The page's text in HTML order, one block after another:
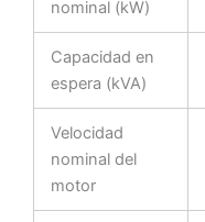
nominal (kW)
Capacidad en
espera (kVA)
Velocidad
nominal del
motor